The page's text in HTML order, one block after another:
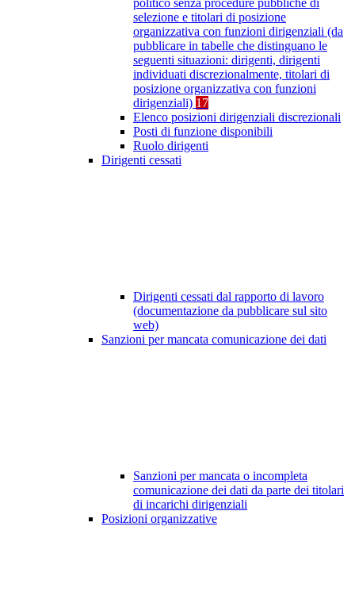
politico senza procedure pubbliche di
selezione e titolari di posizione
organizzativa con funzioni dirigenziali (da
pubblicare in tabelle che distinguano le
seguenti situazioni: dirigenti, dirigenti
individuati discrezionalmente, titolari di
posizione organizzativa con funzioni
dirigenziali) 17
Elenco posizioni dirigenziali discrezionali
Posti di funzione disponibili
Ruolo dirigenti
Dirigenti cessati
Dirigenti cessati dal rapporto di lavoro
(documentazione da pubblicare sul sito
web)
Sanzioni per mancata comunicazione dei dati
Sanzioni per mancata o incompleta
comunicazione dei dati da parte dei titolari
di incarichi dirigenziali
Posizioni organizzative